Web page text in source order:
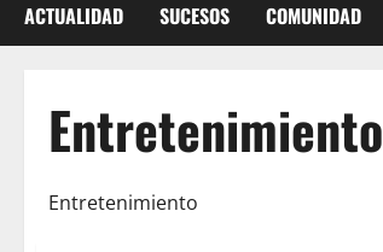
ACTUALIDAD SUCESOS COMUNIDAD
Entretenimiento
Entretenimiento